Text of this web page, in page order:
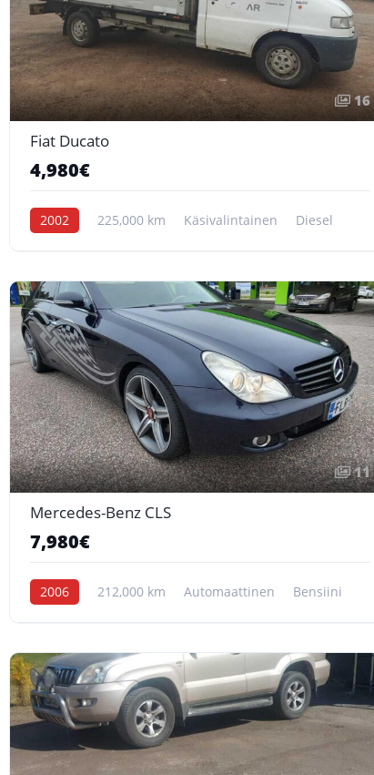
16
Fiat Ducato
4,980€
2002 225,000 km Käsivalintainen Diesel
11
Mercedes-Benz CLS
7,980€
2006 212,000 km Automaattinen Bensiini